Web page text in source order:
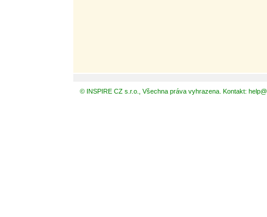
© INSPIRE CZ s.r.o., Všechna práva vyhrazena. Kontakt: